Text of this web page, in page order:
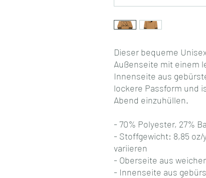
Dieser bequeme
Außenseite mit einem
Innenseite aus
lockere Passform und
Abend einzuhüllen.
- 70% Polyester, 27%
- Stoffgewicht: 8,85 oz/
variieren
- Oberseite aus
- Innenseite aus